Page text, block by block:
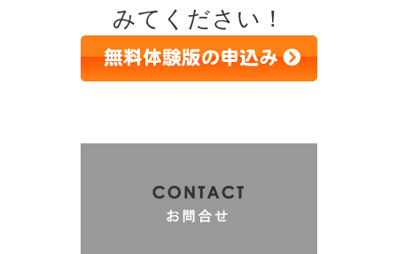
みてください！